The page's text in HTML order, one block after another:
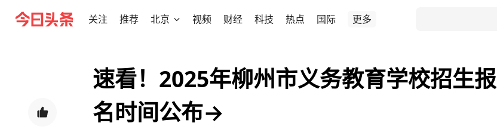
关注 推荐 北京 视频 财经 科技 热点 国际 更多
速看！2025年柳州市义务教育学校招生报
名时间公布→